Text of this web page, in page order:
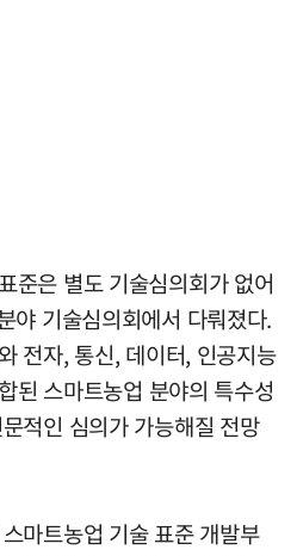
준은 별도 기술심의회가 없어
야 기술심의회에서 다뤄졌다.
전자, 통신, 데이터, 인공지능
된 스마트농업 분야의 특수성
적인 심의가 가능해질 전망
마트농업 기술 표준 개발부